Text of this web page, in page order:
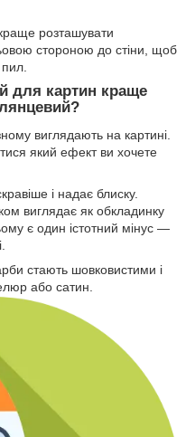
розташувати
стороною до стіни, щоб
для картин краще
виглядають на картині.
який ефект ви хочете
і надає блиску.
виглядає як обкладинку
є один істотний мінус —
стають шовковистими і
або сатин.